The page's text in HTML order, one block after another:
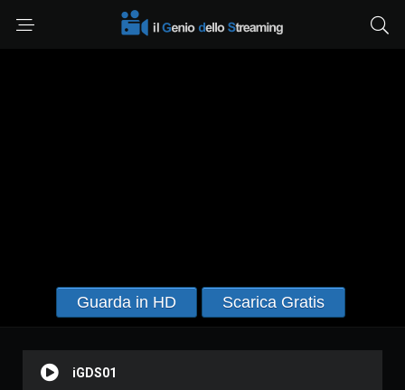
Guarda in HD Scarica Gratis
iGDS01